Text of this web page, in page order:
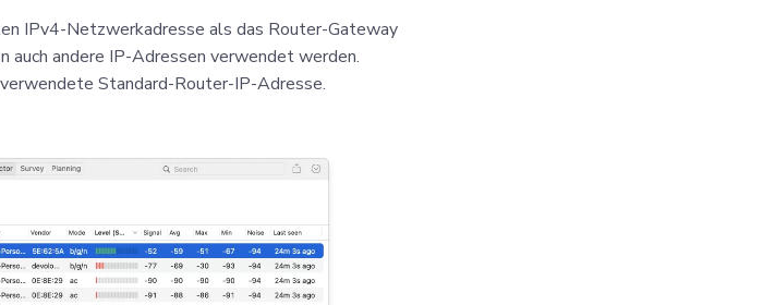
IPv4-Netzwerkadresse als das Router-Gateway
auch andere IP-Adressen verwendet werden.
Standard-Router-IP-Adresse.